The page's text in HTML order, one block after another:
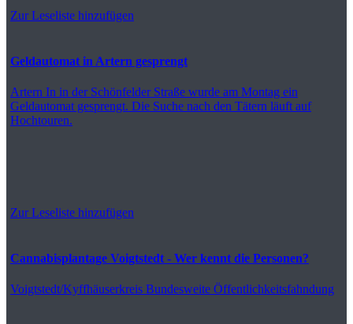
Zur Leseliste hinzufügen
Geldautomat in Artern gesprengt
Artern In in der Schönfelder Straße wurde am Montag ein
Geldautomat gesprengt. Die Suche nach den Tätern läuft auf
Hochtouren.
Zur Leseliste hinzufügen
Cannabisplantage Voigtstedt - Wer kennt die Personen?
Voigtstedt/Kyffhäuserkreis Bundesweite Öffentlichkeitsfahndung